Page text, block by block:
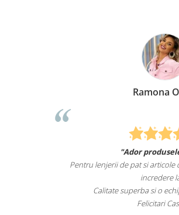
casa apelez mereu cu
Felcitari oameni
sunteti cei mai